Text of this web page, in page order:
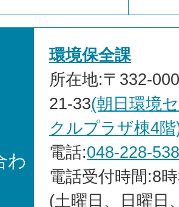
わ
環境保全課
所在地:〒332-
21-33(朝日環境
クルプラザ棟4
電話:048-228-
電話受付時間:8
(土曜日、日曜日